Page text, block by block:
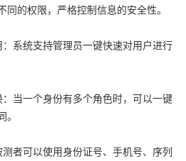
的权限，严格控制信息的安全性。
系统支持管理员一键快速对用户进行
当一个身份有多个角色时，可以一键
可以使用身份证号、手机号、序列